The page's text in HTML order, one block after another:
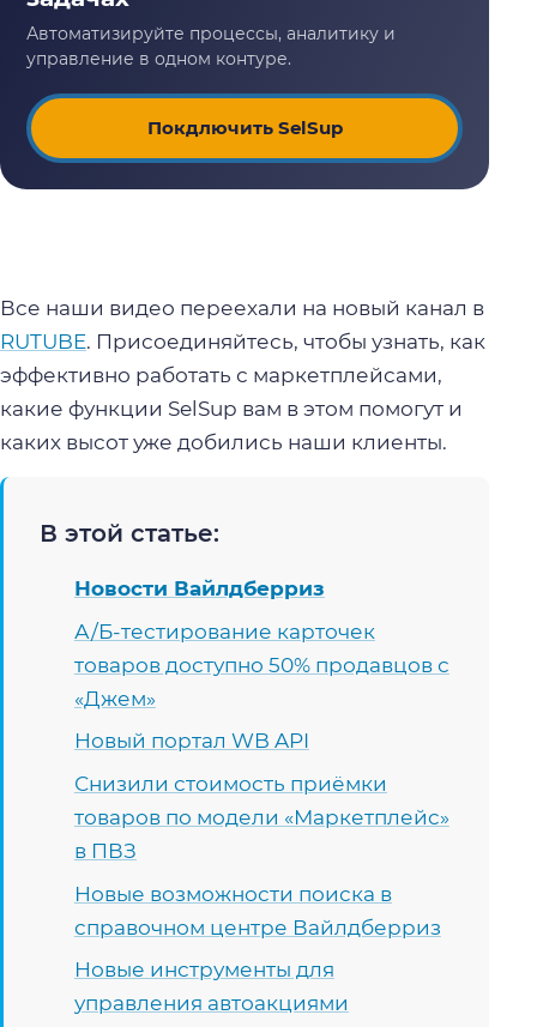
Покдлючить SelSup
Все наши видео переехали на новый канал в
RUTUBE. Присоединяйтесь, чтобы узнать, как
эффективно работать с маркетплейсами,
какие функции SelSup вам в этом помогут и
каких высот уже добились наши клиенты.
В этой статье:
Новости Вайлдберриз
А/Б-тестирование карточек
товаров доступно 50% продавцов с
«Джем»
Новый портал WB API
Снизили стоимость приёмки
товаров по модели «Маркетплейс»
в ПВЗ
Новые возможности поиска в
справочном центре Вайлдберриз
Новые инструменты для
управления автоакциями